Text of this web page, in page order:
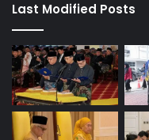
Last Modified Posts